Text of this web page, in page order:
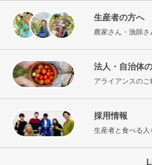
生産者の方へ
農家さん・漁師
法人・自治体
アライアンスの
採用情報
生産者と食べる人